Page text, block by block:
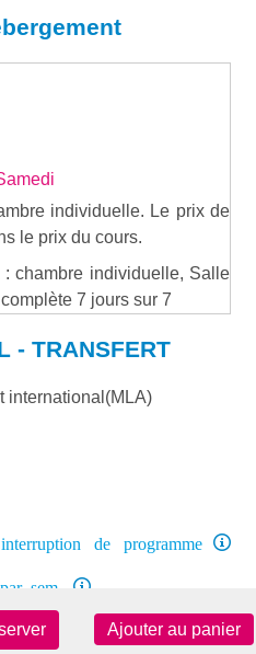
individuelle. Le prix de
le prix du cours.
chambre individuelle, Salle
7 jours sur 7
- TRANSFERT
international(MLA)
de programme
sem.
60 ans 10€ par sem.
Ajouter au panier